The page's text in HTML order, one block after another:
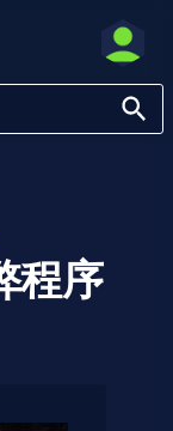
程序